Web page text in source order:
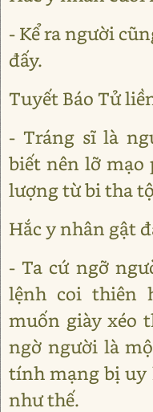
- Kể ra người
đấy.
Tuyết Báo Tử
- Tráng sĩ là
biết nên lỡ mạo
lượng từ bi tha
Hắc y nhân gật
- Ta cứ ngỡ
lệnh coi thiên
muốn giày xéo
ngờ người là
tính mạng bị uy
như thế.